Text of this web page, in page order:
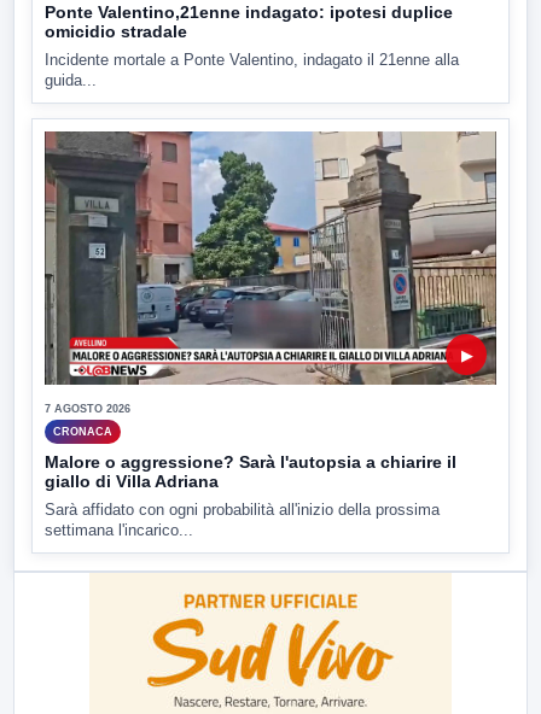
Ponte Valentino,21enne indagato: ipotesi duplice
omicidio stradale
Incidente mortale a Ponte Valentino, indagato il 21enne alla
guida...
▶
7 AGOSTO 2026
CRONACA
Malore o aggressione? Sarà l'autopsia a chiarire il
giallo di Villa Adriana
Sarà affidato con ogni probabilità all'inizio della prossima
settimana l'incarico...